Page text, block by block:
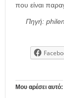
που είναι
Πηγή:
Μου αρέσει αυτό: